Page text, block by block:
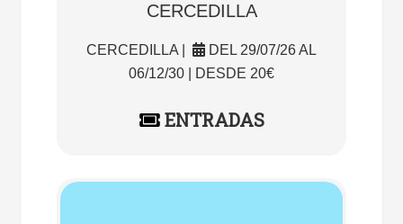
CERCEDILLA
CERCEDILLA |
DEL 29/07/26 AL
06/12/30 | DESDE 20€
ENTRADAS